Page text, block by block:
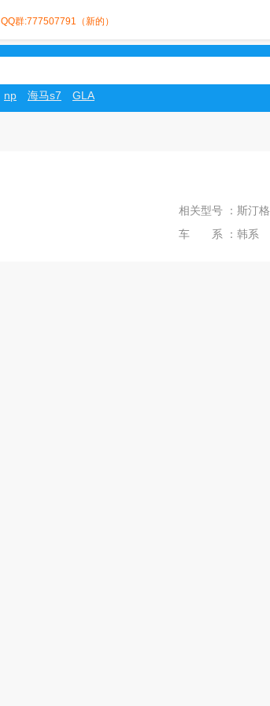
QQ群:777507791（新的）
np 海马s7 GLA
相关型号 ：斯汀格
车 系 ：韩系